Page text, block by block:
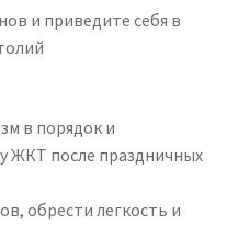
и приведите себя в
в порядок и
ЖКТ после праздничных
обрести легкость и